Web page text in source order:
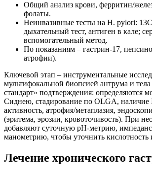
Общий анализ крови, ферритин/
фолаты.
Неинвазивные тесты на H. pylori:
дыхательный тест, антиген в кале;
вспомогательный метод.
По показаниям – гастрин-17,
атрофии).
Ключевой этап – инструментальные
мультифокальной биопсией антрума и тела
стандарт» подтверждения: определяются
Сиднею, стадирование по OLGA, наличие
активность, атрофия/метаплазия,
(эритема, эрозии, кровоточивость). При
добавляют суточную pH-метрию,
манометрию, чтобы уточнить кислотность
Лечение хронического